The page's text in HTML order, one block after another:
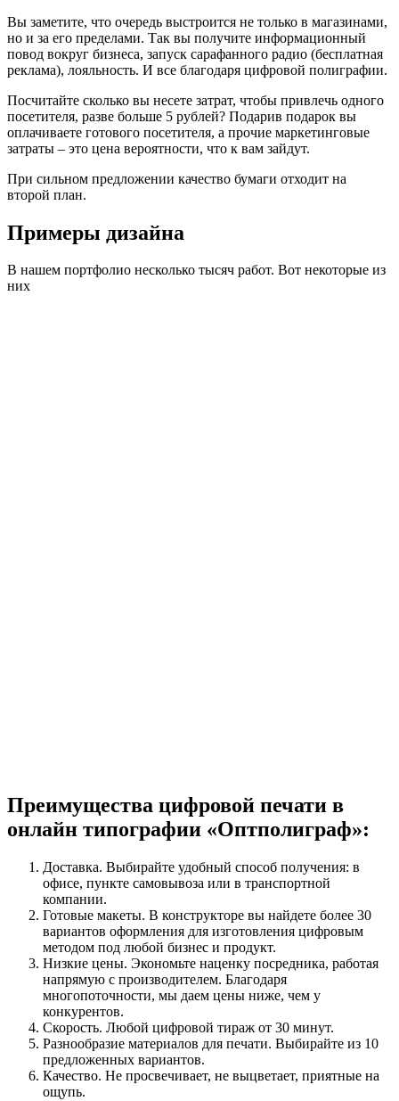
Вы заметите, что очередь выстроится не только в магазинами,
но и за его пределами. Так вы получите информационный
повод вокруг бизнеса, запуск сарафанного радио (бесплатная
реклама), лояльность. И все благодаря цифровой полиграфии.
Посчитайте сколько вы несете затрат, чтобы привлечь одного
посетителя, разве больше 5 рублей? Подарив подарок вы
оплачиваете готового посетителя, а прочие маркетинговые
затраты – это цена вероятности, что к вам зайдут.
При сильном предложении качество бумаги отходит на
второй план.
Примеры дизайна
В нашем портфолио несколько тысяч работ. Вот некоторые из
них
Преимущества цифровой печати в
онлайн типографии «Оптполиграф»:
Доставка. Выбирайте удобный способ получения: в
офисе, пункте самовывоза или в транспортной
компании.
Готовые макеты. В конструкторе вы найдете более 30
вариантов оформления для изготовления цифровым
методом под любой бизнес и продукт.
Низкие цены. Экономьте наценку посредника, работая
напрямую с производителем. Благодаря
многопоточности, мы даем цены ниже, чем у
конкурентов.
Скорость. Любой цифровой тираж от 30 минут.
Разнообразие материалов для печати. Выбирайте из 10
предложенных вариантов.
Качество. Не просвечивает, не выцветает, приятные на
ощупь.